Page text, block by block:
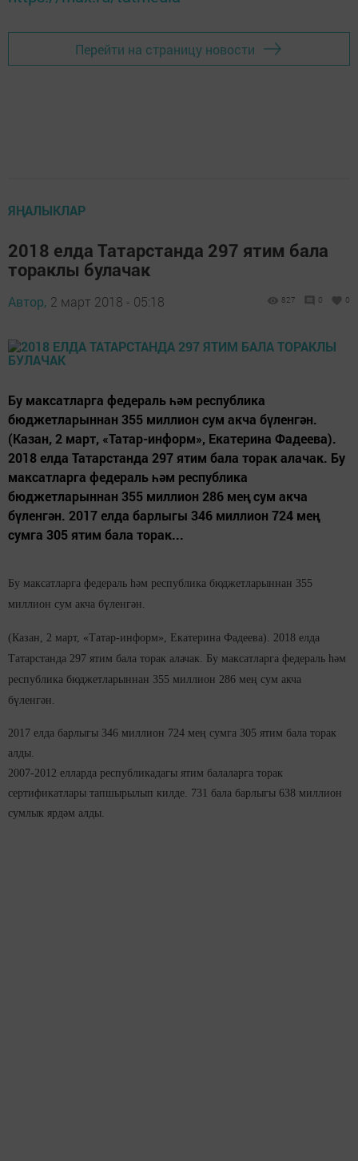
Перейти на страницу новости
ЯҢАЛЫКЛАР
2018 елда Татарстанда 297 ятим бала
тораклы булачак
Автор, 2 март 2018 - 05:18 827 0 0
Бу максатларга федераль һәм республика
бюджетларыннан 355 миллион сум акча бүленгән.
(Казан, 2 март, «Татар-информ», Екатерина Фадеева).
2018 елда Татарстанда 297 ятим бала торак алачак. Бу
максатларга федераль һәм республика
бюджетларыннан 355 миллион 286 мең сум акча
бүленгән. 2017 елда барлыгы 346 миллион 724 мең
сумга 305 ятим бала торак...
Бу максатларга федераль һәм республика бюджетларыннан 355
миллион сум акча бүленгән.
(Казан, 2 март, «Татар-информ», Екатерина Фадеева). 2018 елда
Татарстанда 297 ятим бала торак алачак. Бу максатларга федераль һәм
республика бюджетларыннан 355 миллион 286 мең сум акча
бүленгән.
2017 елда барлыгы 346 миллион 724 мең сумга 305 ятим бала торак
алды.
2007-2012 елларда республикадагы ятим балаларга торак
сертификатлары тапшырылып килде. 731 бала барлыгы 638 миллион
сумлык ярдәм алды.